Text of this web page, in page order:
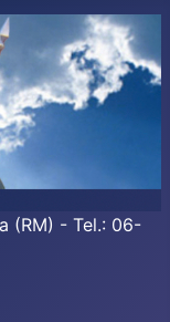
(RM) - Tel.: 06-